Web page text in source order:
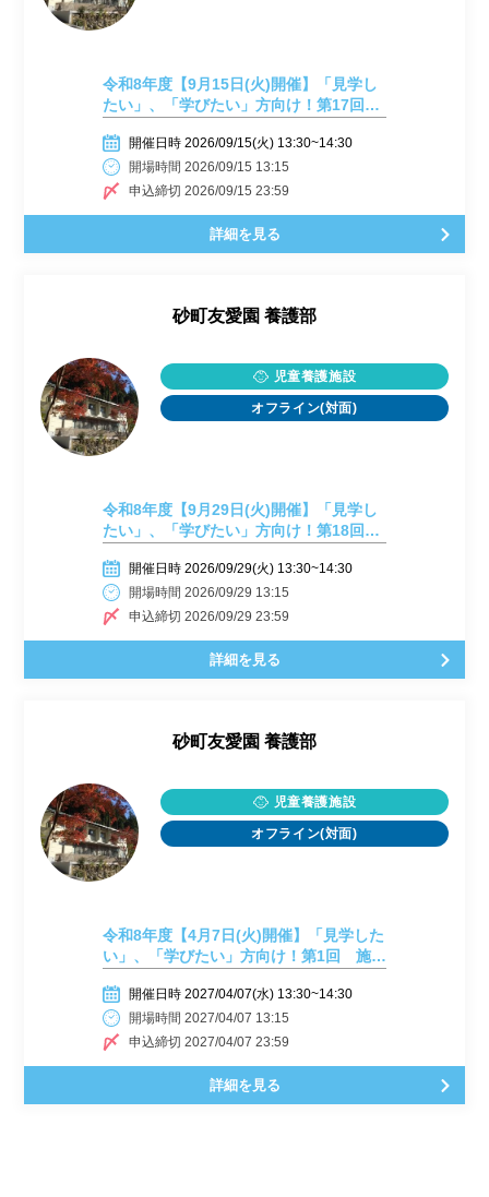
令和8年度【9月15日(火)開催】「見学し
たい」、「学びたい」方向け！第17回
開催日時 2026/09/15(火) 13:30~14:30
開場時間 2026/09/15 13:15
申込締切 2026/09/15 23:59
詳細を見る
砂町友愛園 養護部
児童養護施設
オフライン(対面)
令和8年度【9月29日(火)開催】「見学し
たい」、「学びたい」方向け！第18回
開催日時 2026/09/29(火) 13:30~14:30
開場時間 2026/09/29 13:15
申込締切 2026/09/29 23:59
詳細を見る
砂町友愛園 養護部
児童養護施設
オフライン(対面)
令和8年度【4月7日(火)開催】「見学した
い」、「学びたい」方向け！第1回 施設
開催日時 2027/04/07(水) 13:30~14:30
開場時間 2027/04/07 13:15
申込締切 2027/04/07 23:59
詳細を見る